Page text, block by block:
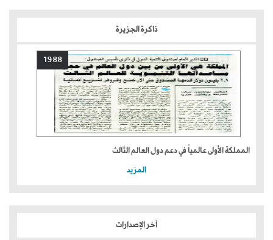
ذاكرة الجزيرة
1988
المملكة الأولى عالمياً في دعم دول العالم الثالث
المزيد
آخر الإصدارات